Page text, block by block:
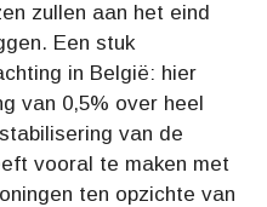
zullen aan het eind
Een stuk
in België: hier
van 0,5% over heel
van de
vooral te maken met
ten opzichte van